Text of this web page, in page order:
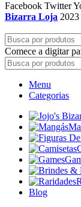
Facebook Twitter
Bizarra Loja
Comece a digitar
Menu
Categorias
Blog